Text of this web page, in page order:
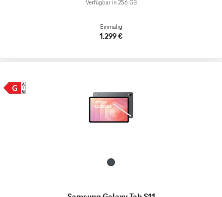
Verfügbar in 256 GB
Einmalig
1.299 €